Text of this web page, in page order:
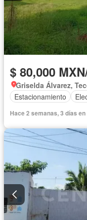
$ 80,000
Griselda Álvarez,
Estacionamiento
Hace 2 semanas, 3 días